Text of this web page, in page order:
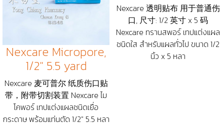
Nexcare Micropore,
1/2" 5.5 yard
Nexcare 麦可普尔 纸质伤口贴
带，附带切割装置 Nexcare ไม
โคพอร์ เทปแต่งแผลชนิดเยื่อ
กระดาษ พร้อมแท่นตัด 1/2" 5.5 หลา
Nexcare 透明贴布 用于普通伤
口, 尺寸: 1/2 英寸 x 5 码
Nexcare ทรานสพอร์ เทปแต่งแผล
ชนิดใส สำหรับแผลทั่วไป ขนาด 1/2
นิ้ว x 5 หลา